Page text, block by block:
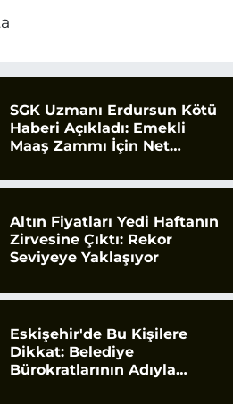
SGK Uzmanı Erdursun Kötü
Haberi Açıkladı: Emekli
Maaş Zammı İçin Net
Altın Fiyatları Yedi Haftanın
Zirvesine Çıktı: Rekor
Seviyeye Yaklaşıyor
Eskişehir'de Bu Kişilere
Dikkat: Belediye
Bürokratlarının Adıyla